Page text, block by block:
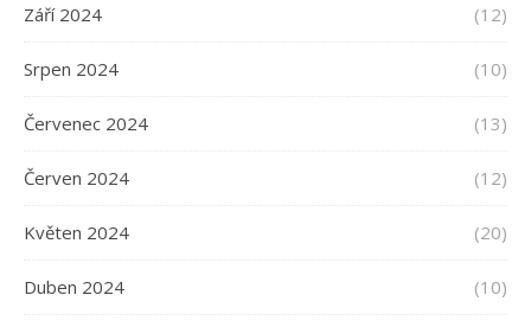
Září 2024 (12)
Srpen 2024 (10)
Červenec 2024 (13)
Červen 2024 (12)
Květen 2024 (20)
Duben 2024 (10)